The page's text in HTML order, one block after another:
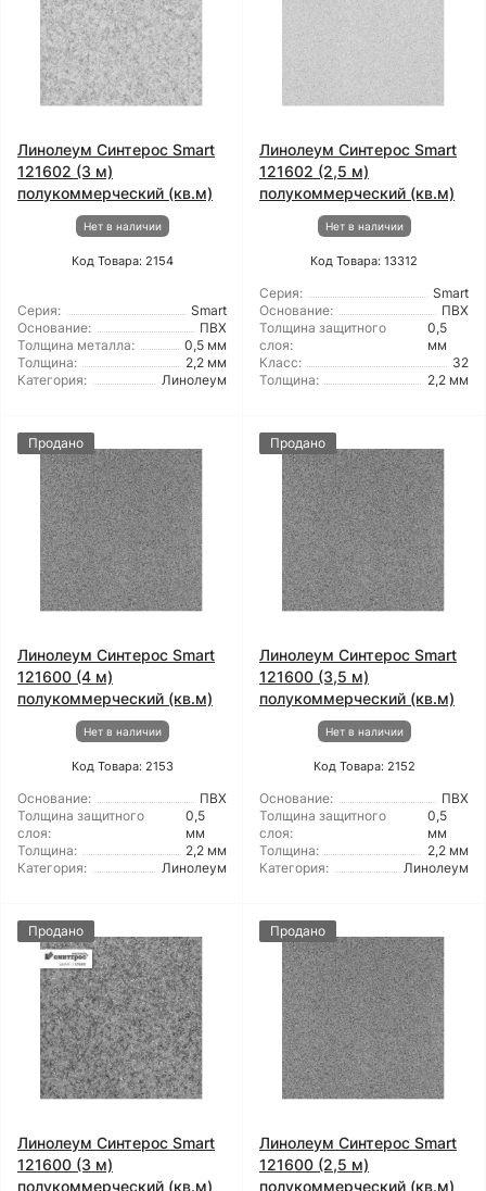
Линолеум Синтерос Smart
121602 (3 м)
полукоммерческий (кв.м)
Нет в наличии
Код Товара: 2154
Серия:
Smart
Основание:
ПВХ
Толщина металла:
0,5 мм
Толщина:
2,2 мм
Категория:
Линолеум
Линолеум Синтерос Smart
121602 (2,5 м)
полукоммерческий (кв.м)
Нет в наличии
Код Товара: 13312
Серия:
Smart
Основание:
ПВХ
Толщина защитного
слоя:
0,5
мм
Класс:
32
Толщина:
2,2 мм
Продано
Линолеум Синтерос Smart
121600 (4 м)
полукоммерческий (кв.м)
Нет в наличии
Код Товара: 2153
Основание:
ПВХ
Толщина защитного
слоя:
0,5
мм
Толщина:
2,2 мм
Категория:
Линолеум
Продано
Линолеум Синтерос Smart
121600 (3,5 м)
полукоммерческий (кв.м)
Нет в наличии
Код Товара: 2152
Основание:
ПВХ
Толщина защитного
слоя:
0,5
мм
Толщина:
2,2 мм
Категория:
Линолеум
Продано
Линолеум Синтерос Smart
121600 (3 м)
полукоммерческий (кв.м)
Продано
Линолеум Синтерос Smart
121600 (2,5 м)
полукоммерческий (кв.м)